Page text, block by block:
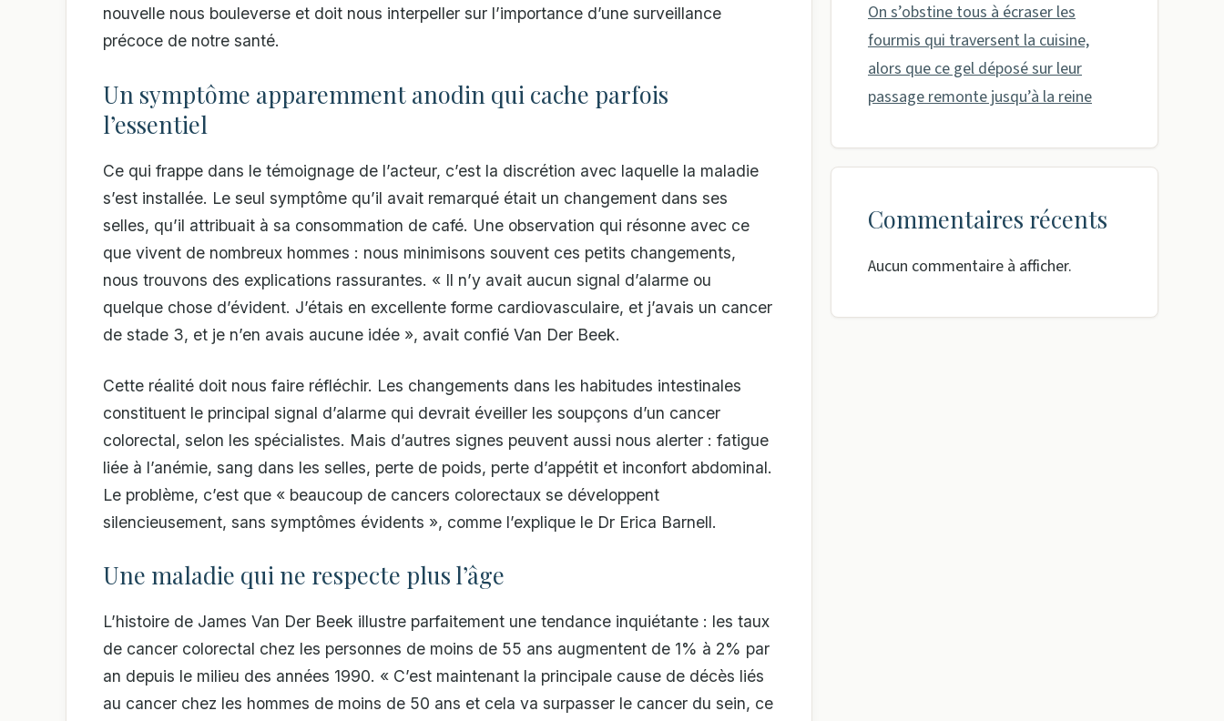
nouvelle nous bouleverse et doit nous interpeller sur l’importance d’une surveillance
précoce de notre santé.
Un symptôme apparemment anodin qui cache parfois
l’essentiel
Ce qui frappe dans le témoignage de l’acteur, c’est la discrétion avec laquelle la maladie
s’est installée. Le seul symptôme qu’il avait remarqué était un changement dans ses
selles, qu’il attribuait à sa consommation de café. Une observation qui résonne avec ce
que vivent de nombreux hommes : nous minimisons souvent ces petits changements,
nous trouvons des explications rassurantes. « Il n’y avait aucun signal d’alarme ou
quelque chose d’évident. J’étais en excellente forme cardiovasculaire, et j’avais un cancer
de stade 3, et je n’en avais aucune idée », avait confié Van Der Beek.
Cette réalité doit nous faire réfléchir. Les changements dans les habitudes intestinales
constituent le principal signal d’alarme qui devrait éveiller les soupçons d’un cancer
colorectal, selon les spécialistes. Mais d’autres signes peuvent aussi nous alerter : fatigue
liée à l’anémie, sang dans les selles, perte de poids, perte d’appétit et inconfort abdominal.
Le problème, c’est que « beaucoup de cancers colorectaux se développent
silencieusement, sans symptômes évidents », comme l’explique le Dr Erica Barnell.
Une maladie qui ne respecte plus l’âge
L’histoire de James Van Der Beek illustre parfaitement une tendance inquiétante : les taux
de cancer colorectal chez les personnes de moins de 55 ans augmentent de 1% à 2% par
an depuis le milieu des années 1990. « C’est maintenant la principale cause de décès liés
au cancer chez les hommes de moins de 50 ans et cela va surpasser le cancer du sein, ce
On s’obstine tous à écraser les
fourmis qui traversent la cuisine,
alors que ce gel déposé sur leur
passage remonte jusqu’à la reine
Commentaires récents
Aucun commentaire à afficher.